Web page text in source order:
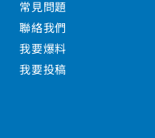
常見問題
聯絡我們
我要爆料
我要投稿